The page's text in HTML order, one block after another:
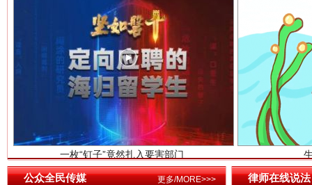
中国检察新闻网.
中国医药新闻网.
中国企业新闻网.
一枚“钉子”竟然扎入要害部门
公众全民传媒 更多/MORE>>> 律师在线说法